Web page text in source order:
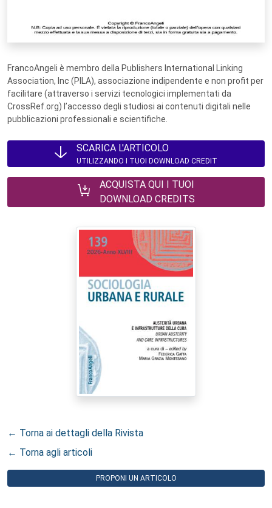
FrancoAngeli è membro della Publishers International Linking
Association, Inc (PILA), associazione indipendente e non profit per
facilitare (attraverso i servizi tecnologici implementati da
CrossRef.org) l’accesso degli studiosi ai contenuti digitali nelle
pubblicazioni professionali e scientifiche.
SCARICA L'ARTICOLO
UTILIZZANDO I TUOI DOWNLOAD CREDIT
ACQUISTA QUI I TUOI
DOWNLOAD CREDITS
← Torna ai dettagli della Rivista
← Torna agli articoli
PROPONI UN ARTICOLO